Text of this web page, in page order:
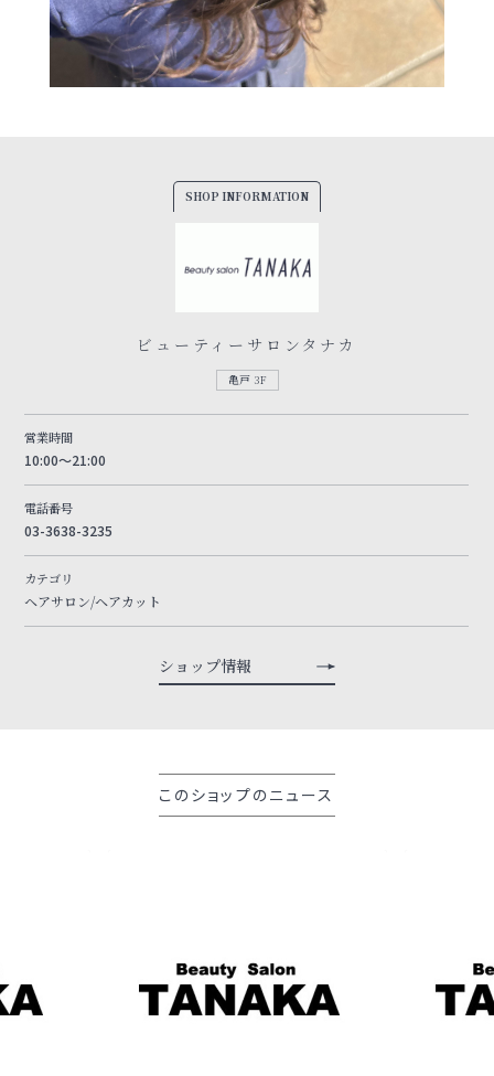
SHOP INFORMATION
ビューティーサロンタナカ
亀戸 3F
営業時間
10:00～21:00
電話番号
03-3638-3235
カテゴリ
ヘアサロン/ヘアカット
ショップ情報
このショップのニュース